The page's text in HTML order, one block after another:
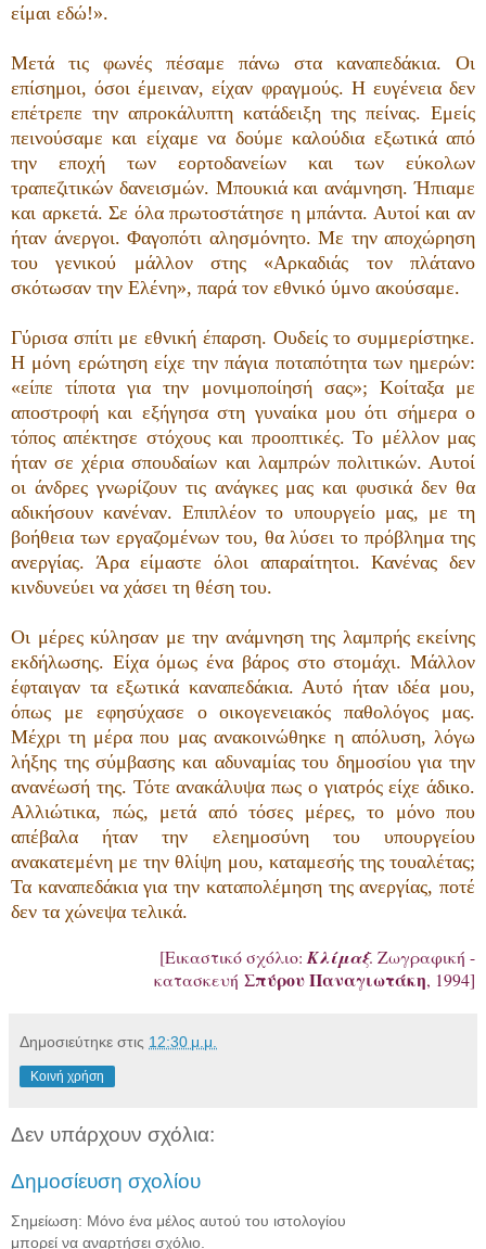
είμαι εδώ!».
Μετά τις φωνές πέσαμε πάνω στα καναπεδάκια. Οι
επίσημοι, όσοι έμειναν, είχαν φραγμούς. Η ευγένεια δεν
επέτρεπε την απροκάλυπτη κατάδειξη της πείνας. Εμείς
πεινούσαμε και είχαμε να δούμε καλούδια εξωτικά από
την εποχή των εορτοδανείων και των εύκολων
τραπεζιτικών δανεισμών. Μπουκιά και ανάμνηση. Ήπιαμε
και αρκετά. Σε όλα πρωτοστάτησε η μπάντα. Αυτοί και αν
ήταν άνεργοι. Φαγοπότι αλησμόνητο. Με την αποχώρηση
του γενικού μάλλον στης «Αρκαδιάς τον πλάτανο
σκότωσαν την Ελένη», παρά τον εθνικό ύμνο ακούσαμε.
Γύρισα σπίτι με εθνική έπαρση. Ουδείς το συμμερίστηκε.
Η μόνη ερώτηση είχε την πάγια ποταπότητα των ημερών:
«είπε τίποτα για την μονιμοποίησή σας»; Κοίταξα με
αποστροφή και εξήγησα στη γυναίκα μου ότι σήμερα ο
τόπος απέκτησε στόχους και προοπτικές. Το μέλλον μας
ήταν σε χέρια σπουδαίων και λαμπρών πολιτικών. Αυτοί
οι άνδρες γνωρίζουν τις ανάγκες μας και φυσικά δεν θα
αδικήσουν κανέναν. Επιπλέον το υπουργείο μας, με τη
βοήθεια των εργαζομένων του, θα λύσει το πρόβλημα της
ανεργίας. Άρα είμαστε όλοι απαραίτητοι. Κανένας δεν
κινδυνεύει να χάσει τη θέση του.
Οι μέρες κύλησαν με την ανάμνηση της λαμπρής εκείνης
εκδήλωσης. Είχα όμως ένα βάρος στο στομάχι. Μάλλον
έφταιγαν τα εξωτικά καναπεδάκια. Αυτό ήταν ιδέα μου,
όπως με εφησύχασε ο οικογενειακός παθολόγος μας.
Μέχρι τη μέρα που μας ανακοινώθηκε η απόλυση, λόγω
λήξης της σύμβασης και αδυναμίας του δημοσίου για την
ανανέωσή της. Τότε ανακάλυψα πως ο γιατρός είχε άδικο.
Αλλιώτικα, πώς, μετά από τόσες μέρες, το μόνο που
απέβαλα ήταν την ελεημοσύνη του υπουργείου
ανακατεμένη με την θλίψη μου, καταμεσής της τουαλέτας;
Τα καναπεδάκια για την καταπολέμηση της ανεργίας, ποτέ
δεν τα χώνεψα τελικά.
[Εικαστικό σχόλιο: Κλίμαξ. Ζωγραφική -
κατασκευή Σπύρου Παναγιωτάκη, 1994]
Δημοσιεύτηκε στις 12:30 μ.μ.
Κοινή χρήση
Δεν υπάρχουν σχόλια:
Δημοσίευση σχολίου
Σημείωση: Μόνο ένα μέλος αυτού του ιστολογίου
μπορεί να αναρτήσει σχόλιο.